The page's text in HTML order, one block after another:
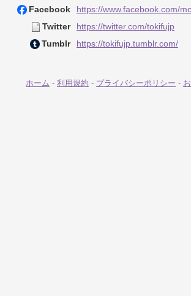
Facebook
https://www.facebook.com/
Twitter
https://twitter.com/tokifujp
Tumblr
https://tokifujp.tumblr.com/
ホーム - 利用規約 - プライバシーポリシー -